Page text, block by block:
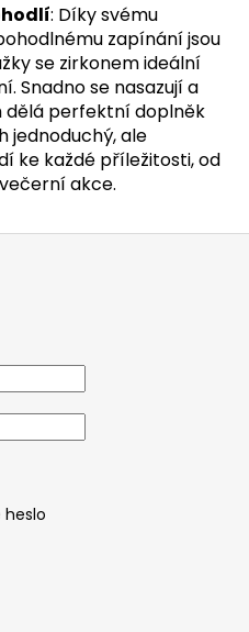
: Díky svému
zapínání jsou
se zirkonem ideální
Snadno se nasazují a
dělá perfektní doplněk
jednoduchý, ale
ke každé příležitosti, od
akce.